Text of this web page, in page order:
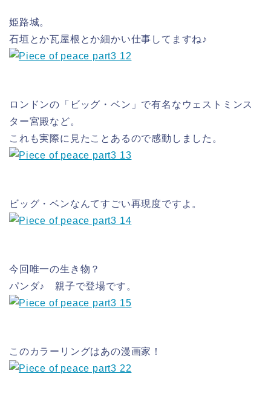
姫路城。
石垣とか瓦屋根とか細かい仕事してますね♪
ロンドンの「ビッグ・ベン」で有名なウェストミンス
ター宮殿など。
これも実際に見たことあるので感動しました。
ビッグ・ベンなんてすごい再現度ですよ。
今回唯一の生き物？
パンダ♪ 親子で登場です。
このカラーリングはあの漫画家！